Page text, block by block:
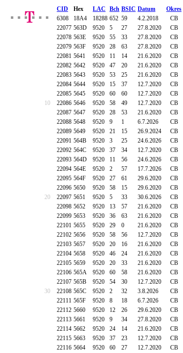
CID Hex LAC Bch BSIC Datum Okres
6308
18A4 18288 652 59 4.2.2018 CB
22077 563D 9520 5 27 27.8.2020 CB
22078 563E 9520 55 33 27.8.2020 CB
22079 563F 9520 28 63 27.8.2020 CB
22081 5641 9520 11 14 21.6.2020 CB
22082 5642 9520 47 20 21.6.2020 CB
22083 5643 9520 53 25 21.6.2020 CB
22084 5644 9520 15 37 12.7.2020 CB
22085 5645 9520 60 60 12.7.2020 CB
10
22086 5646 9520 58 49 12.7.2020 CB
22087 5647 9520 28 53 21.6.2020 CB
22088 5648 9520 9 1 6.7.2026 CB
22089 5649 9520 21 15 26.9.2024 CB
22091 564B 9520 3 25 24.6.2026 CB
22092 564C 9520 37 34 12.7.2020 CB
22093 564D 9520 11 56 24.6.2026 CB
22094 564E 9520 2 57 17.7.2026 CB
22095 564F 9520 27 61 29.6.2020 CB
22096 5650 9520 58 15 29.6.2020 CB
20
22097 5651 9520 5 33 30.6.2026 CB
22098 5652 9520 13 57 21.6.2020 CB
22099 5653 9520 36 63 21.6.2020 CB
22101 5655 9520 29 0 21.6.2020 CB
22102 5656 9520 58 56 12.7.2020 CB
22103 5657 9520 20 16 21.6.2020 CB
22104 5658 9520 46 24 21.6.2020 CB
22105 5659 9520 20 33 21.6.2020 CB
22106 565A 9520 60 58 21.6.2020 CB
22107 565B 9520 54 30 12.7.2020 CB
30
22108 565C 9520 2 32 3.8.2026 CB
22111 565F 9520 8 18 6.7.2026 CB
22112 5660 9520 12 26 29.6.2020 CB
22113 5661 9520 9 34 27.8.2020 CB
22114 5662 9520 24 14 21.6.2020 CB
22115 5663 9520 37 23 12.7.2020 CB
22116 5664 9520 60 27 12.7.2020 CB